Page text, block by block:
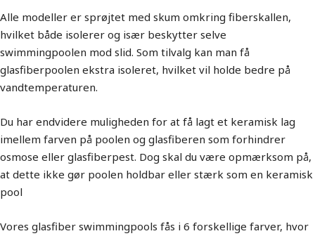
Alle modeller er sprøjtet med skum omkring fiberskallen,
hvilket både isolerer og især beskytter selve
swimmingpoolen mod slid. Som tilvalg kan man få
glasfiberpoolen ekstra isoleret, hvilket vil holde bedre på
vandtemperaturen.
Du har endvidere muligheden for at få lagt et keramisk lag
imellem farven på poolen og glasfiberen som forhindrer
osmose eller glasfiberpest. Dog skal du være opmærksom på,
at dette ikke gør poolen holdbar eller stærk som en keramisk
pool
Vores glasfiber swimmingpools fås i 6 forskellige farver, hvor